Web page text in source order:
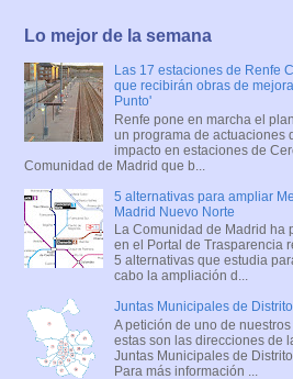
Lo mejor de la semana
Las 17 estaciones de Renfe
que recibirán obras de
Punto'
Renfe pone en marcha el plan
un programa de actuaciones
impacto en estaciones de
Comunidad de Madrid que b...
5 alternativas para ampliar
Madrid Nuevo Norte
La Comunidad de Madrid ha
en el Portal de Trasparencia
5 alternativas que estudia
cabo la ampliación d...
Juntas Municipales de
A petición de uno de nuestros
estas son las direcciones de
Juntas Municipales de Distrito
Para más información ...